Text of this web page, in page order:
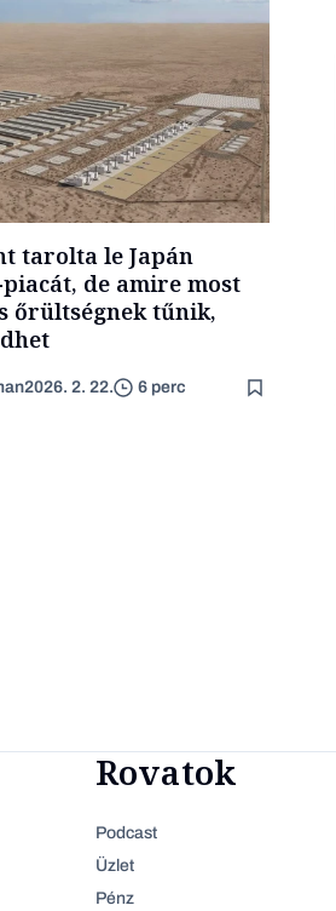
tarolta le Japán
de amire most
őrültségnek tűnik,
2026. 2. 22. 6 perc
Rovatok
Podcast
Üzlet
Pénz